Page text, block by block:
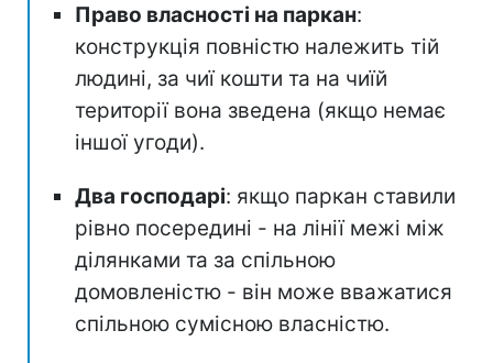
Право власності на паркан:
конструкція повністю належить тій
людині, за чиї кошти та на чиїй
території вона зведена (якщо немає
іншої угоди).
Два господарі: якщо паркан ставили
рівно посередині - на лінії межі між
ділянками та за спільною
домовленістю - він може вважатися
спільною сумісною власністю.